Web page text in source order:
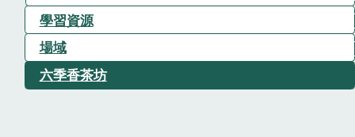
學習資源
場域
六季香茶坊